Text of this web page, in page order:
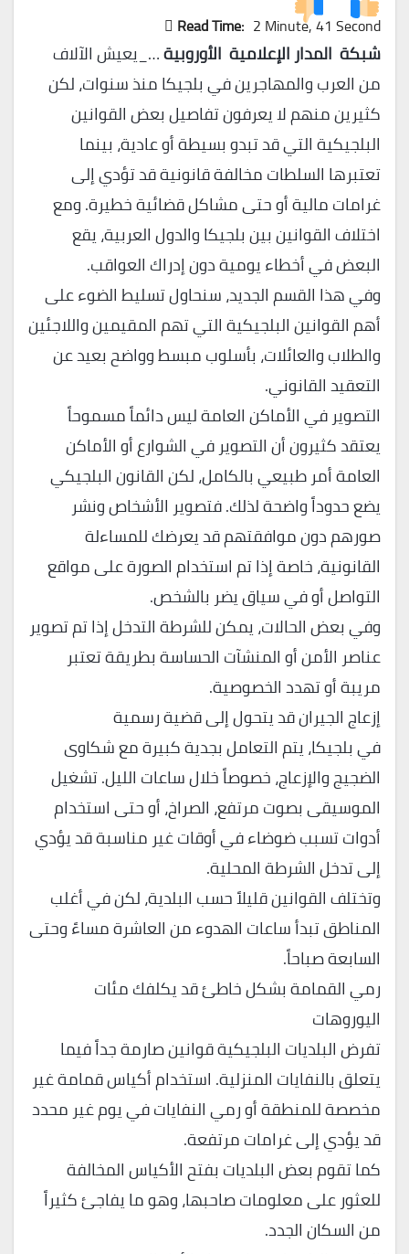
Read Time: 2 Minute, 41 Second
شبكة المدار الإعلامية الأوروبية…_يعيش الآلاف
من العرب والمهاجرين في بلجيكا منذ سنوات، لكن
كثيرين منهم لا يعرفون تفاصيل بعض القوانين
البلجيكية التي قد تبدو بسيطة أو عادية، بينما
تعتبرها السلطات مخالفة قانونية قد تؤدي إلى
غرامات مالية أو حتى مشاكل قضائية خطيرة. ومع
اختلاف القوانين بين بلجيكا والدول العربية، يقع
البعض في أخطاء يومية دون إدراك العواقب.
وفي هذا القسم الجديد، سنحاول تسليط الضوء على
أهم القوانين البلجيكية التي تهم المقيمين واللاجئين
والطلاب والعائلات، بأسلوب مبسط وواضح بعيد عن
التعقيد القانوني.
التصوير في الأماكن العامة ليس دائماً مسموحاً
يعتقد كثيرون أن التصوير في الشوارع أو الأماكن
العامة أمر طبيعي بالكامل، لكن القانون البلجيكي
يضع حدوداً واضحة لذلك. فتصوير الأشخاص ونشر
صورهم دون موافقتهم قد يعرضك للمساءلة
القانونية، خاصة إذا تم استخدام الصورة على مواقع
التواصل أو في سياق يضر بالشخص.
وفي بعض الحالات، يمكن للشرطة التدخل إذا تم تصوير
عناصر الأمن أو المنشآت الحساسة بطريقة تعتبر
مريبة أو تهدد الخصوصية.
إزعاج الجيران قد يتحول إلى قضية رسمية
في بلجيكا، يتم التعامل بجدية كبيرة مع شكاوى
الضجيج والإزعاج، خصوصاً خلال ساعات الليل. تشغيل
الموسيقى بصوت مرتفع، الصراخ، أو حتى استخدام
أدوات تسبب ضوضاء في أوقات غير مناسبة قد يؤدي
إلى تدخل الشرطة المحلية.
وتختلف القوانين قليلاً حسب البلدية، لكن في أغلب
المناطق تبدأ ساعات الهدوء من العاشرة مساءً وحتى
السابعة صباحاً.
رمي القمامة بشكل خاطئ قد يكلفك مئات
اليوروهات
تفرض البلديات البلجيكية قوانين صارمة جداً فيما
يتعلق بالنفايات المنزلية. استخدام أكياس قمامة غير
مخصصة للمنطقة أو رمي النفايات في يوم غير محدد
قد يؤدي إلى غرامات مرتفعة.
كما تقوم بعض البلديات بفتح الأكياس المخالفة
للعثور على معلومات صاحبها، وهو ما يفاجئ كثيراً
من السكان الجدد.